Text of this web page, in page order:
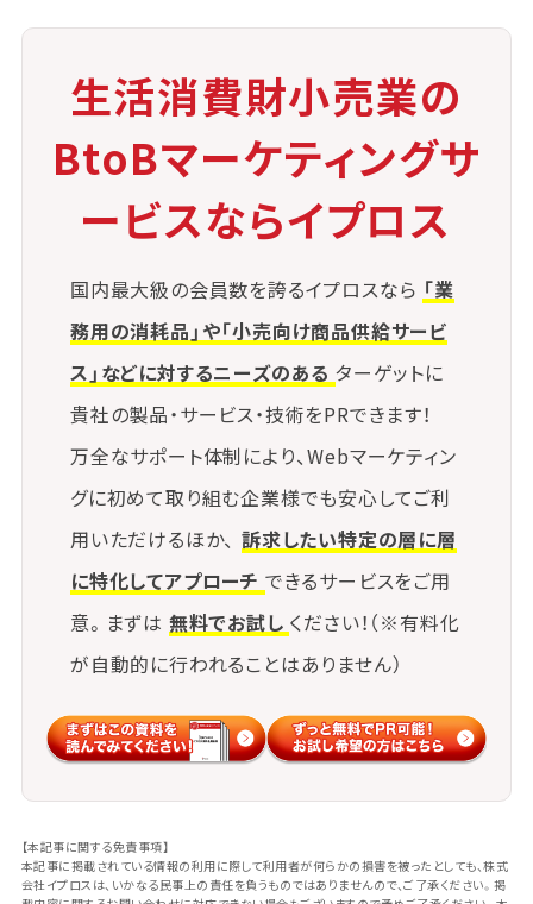
売業が求められるのは、「誠実な情報発信」と「根拠あ
る価値訴求」です。
生活消費財小売業の
BtoBマーケティングサ
ービスならイプロス
国内最大級の会員数を誇るイプロスなら 「業
務用の消耗品」や「小売向け商品供給サービ
ス」などに対するニーズのある ターゲットに
貴社の製品・サービス・技術をPRできます！
万全なサポート体制により、Webマーケティン
グに初めて取り組む企業様でも安心してご利
用いただけるほか、 訴求したい特定の層に層
に特化してアプローチ できるサービスをご用
意。まずは 無料でお試し ください！（※有料化
が自動的に行われることはありません）
【本記事に関する免責事項】
本記事に掲載されている情報の利用に際して利用者が何らかの損害を被ったとしても、株式
会社イプロスは、いかなる民事上の責任を負うものではありませんので、ご了承ください。掲